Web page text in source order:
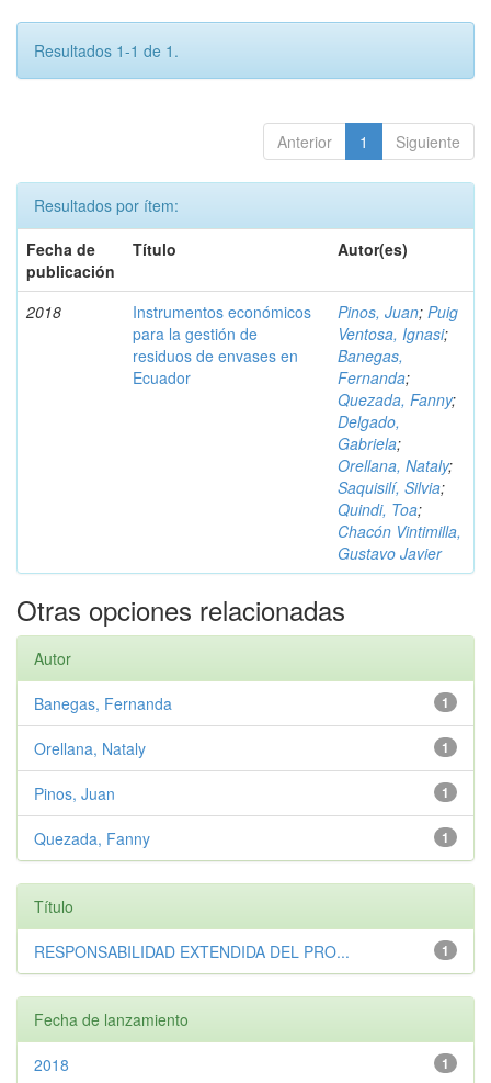
Resultados 1-1 de 1.
Anterior 1 Siguiente
Resultados por ítem:
Fecha de
publicación
Título Autor(es)
2018
Instrumentos económicos
para la gestión de
residuos de envases en
Ecuador
Pinos, Juan; Puig
Ventosa, Ignasi;
Banegas,
Fernanda;
Quezada, Fanny;
Delgado,
Gabriela;
Orellana, Nataly;
Saquisilí, Silvia;
Quindi, Toa;
Chacón Vintimilla,
Gustavo Javier
Otras opciones relacionadas
Autor
1
Banegas, Fernanda
1
Orellana, Nataly
1
Pinos, Juan
1
Quezada, Fanny
Título
1
RESPONSABILIDAD EXTENDIDA DEL PRO...
Fecha de lanzamiento
1
2018